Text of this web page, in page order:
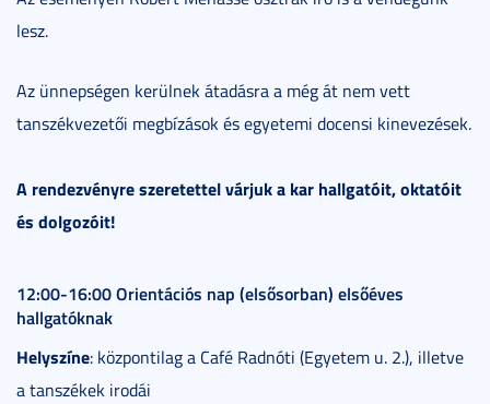
lesz.
Az ünnepségen kerülnek átadásra a még át nem vett
tanszékvezetői megbízások és egyetemi docensi kinevezések.
A rendezvényre szeretettel várjuk a kar hallgatóit, oktatóit
és dolgozóit!
12:00-16:00 Orientációs nap (elsősorban) elsőéves
hallgatóknak
Helyszíne: központilag a Café Radnóti (Egyetem u. 2.), illetve
a tanszékek irodái